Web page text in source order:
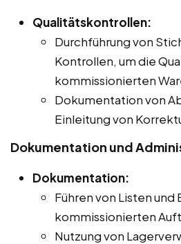
Qualitätskontrollen:
Durchführung von
Kontrollen, um die
kommissionierten
Dokumentation von
Einleitung von
Dokumentation und
Dokumentation:
Führen von Listen
kommissionierten
Nutzung von